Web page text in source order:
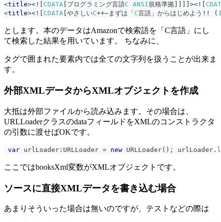
<title>< ! CDATA プログラミング言語C ANSI規格準拠 >< !
<title>< ! CDATA やさしいC++―まずは「 C言語」からはじめよう ! ! (
とします。本のデータはAmazonで検索語を「C言語」にし
て検索した結果を用いています。 ちなみに、
タグで囲まれた要素内では全ての文字列を扱うことが出来ま
す。
外部XMLデータからXMLオブジェクトを作成
大抵は外部ファイルから読み込みます。その場合は、
URLLoaderクラスのdataフィールドをXMLのコンストラクタ
の引数に渡せばOKです。
var urlLoader : URLLoader = new URLLoader( ) ; urlLoader .
ここではbooksXml変数がXMLオブジェクトです。
ソースに直接XMLデータを書き込む場合
あまりそういった場合は無いのですが、テストなどの際は